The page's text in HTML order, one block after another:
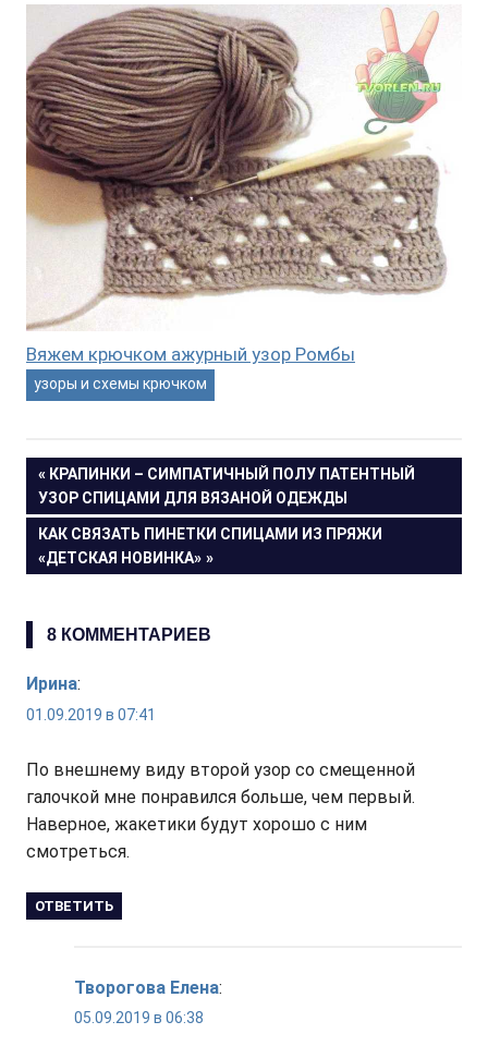
Вяжем крючком ажурный узор Ромбы
узоры и схемы крючком
Навигация
по
записям
ПРЕДЫДУЩАЯ
ЗАПИСЬ:
КРАПИНКИ – СИМПАТИЧНЫЙ ПОЛУ ПАТЕНТНЫЙ
УЗОР СПИЦАМИ ДЛЯ ВЯЗАНОЙ ОДЕЖДЫ
СЛЕДУЮЩАЯ
ЗАПИСЬ:
КАК СВЯЗАТЬ ПИНЕТКИ СПИЦАМИ ИЗ ПРЯЖИ
«ДЕТСКАЯ НОВИНКА»
8 КОММЕНТАРИЕВ
Ирина:
01.09.2019 в 07:41
По внешнему виду второй узор со смещенной
галочкой мне понравился больше, чем первый.
Наверное, жакетики будут хорошо с ним
смотреться.
ОТВЕТИТЬ
Творогова Елена:
05.09.2019 в 06:38